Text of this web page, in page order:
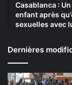
Casablanca :
enfant après
sexuelles avec
Dernières